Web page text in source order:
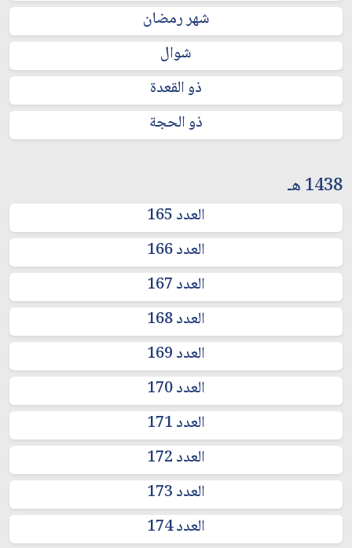
شهر رمضان
شوال
ذو القعدة
ذو الحجة
1438 هـ
العدد 165
العدد 166
العدد 167
العدد 168
العدد 169
العدد 170
العدد 171
العدد 172
العدد 173
العدد 174